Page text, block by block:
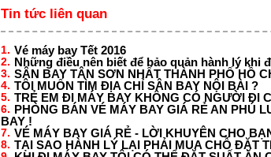
Tin tức liên quan
1. Vé máy bay Tết 2016
2. Những điều nên biết để bảo quản hành lý khi
3. SÂN BAY TÂN SƠN NHẤT THÀNH PHỐ HỒ
4. TÔI MUỐN TÌM ĐỊA CHỈ SÂN BAY NỘI BÀI ?
5. TRẺ EM ĐI MÁY BAY KHÔNG CÓ NGƯỜI ĐI
6. PHÒNG BÁN VÉ MÁY BAY GIÁ RẺ AN PHÚ
BAY !
7. VÉ MÁY BAY GIÁ RẺ - LỜI KHUYÊN CHO
8. TẠI SAO HÀNH LÝ LẠI PHẢI MUA CHỖ ĐẶT